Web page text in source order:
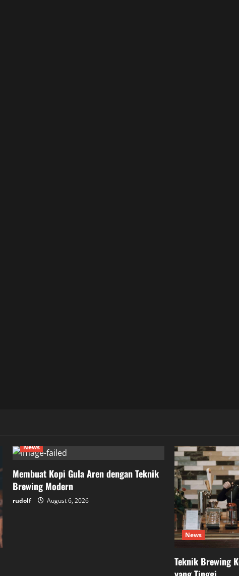
News
Membuat Kopi Gula Aren dengan Teknik
Brewing Modern
rudolf August 6, 2026
News
Teknik Brewing